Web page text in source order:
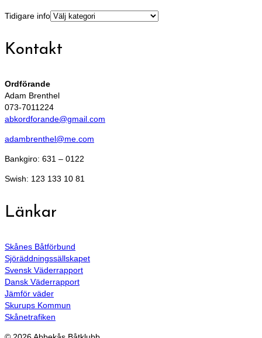
Tidigare info
Kontakt
Ordförande
Adam Brenthel
073-7011224
abkordforande@gmail.com
adambrenthel@me.com
Bankgiro: 631 – 0122
Swish: 123 133 10 81
Länkar
Skånes Båtförbund
Sjöräddningssällskapet
Svensk Väderrapport
Dansk Väderrapport
Jämför väder
Skurups Kommun
Skånetrafiken